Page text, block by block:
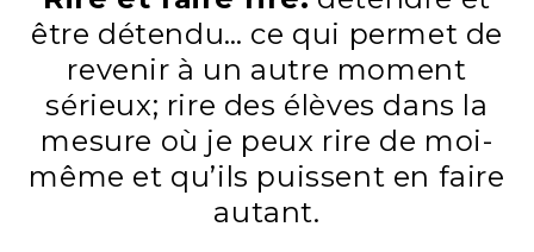
être détendu… ce qui permet de
revenir à un autre moment
sérieux; rire des élèves dans la
mesure où je peux rire de moi-
même et qu’ils puissent en faire
autant.